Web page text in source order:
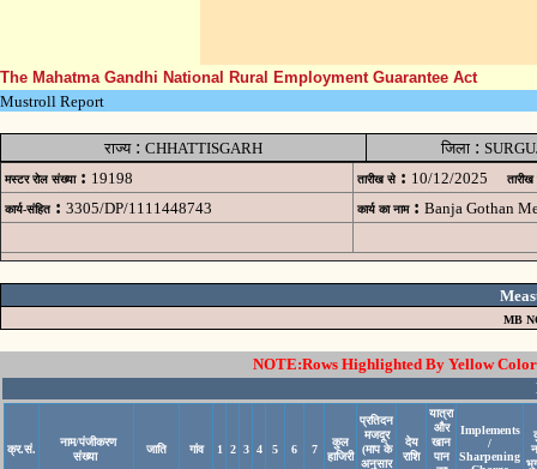
The Mahatma Gandhi National Rural Employment Guarantee Act
Mustroll Report
राज्य: CHHATTISGARH जिला :
मस्टर रोल संख्या : 19198 तारीख से : 10/12/2025 तारीख
कार्य-संहित : 3305/DP/1111448743 कार्य का नाम : Banja Gothan
MB
NOTE:Rows Highlighted By Yellow
क्र.सं.
नाम/पंजीकरण
संख्या
जाति गांव 1 2 3 4 5 6 7
कुल
हाजिरी
प्रतिदन
मजदूर
(माप के
अनुसार
देय
राशि
यात्रा
और
खान
पान
Implements
/
Sharpening